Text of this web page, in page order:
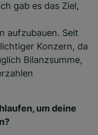
gab es das Ziel,
aufzubauen. Seit
Konzern, da
Bilanzsumme,
um deine